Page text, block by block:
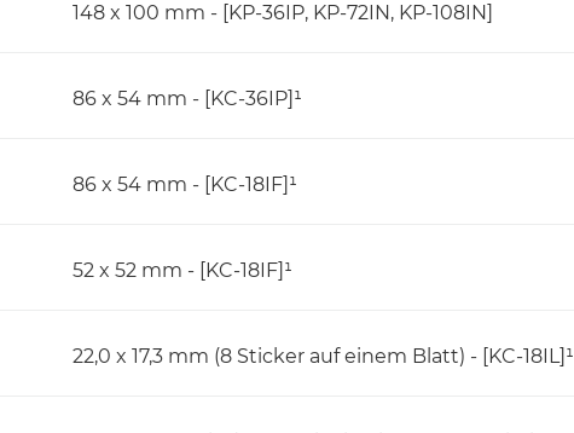
148 x 100 mm - [KP-36IP, KP-72IN, KP-108IN]
86 x 54 mm - [KC-36IP]¹
86 x 54 mm - [KC-18IF]¹
52 x 52 mm - [KC-18IF]¹
22,0 x 17,3 mm (8 Sticker auf einem Blatt) - [KC-18IL]¹